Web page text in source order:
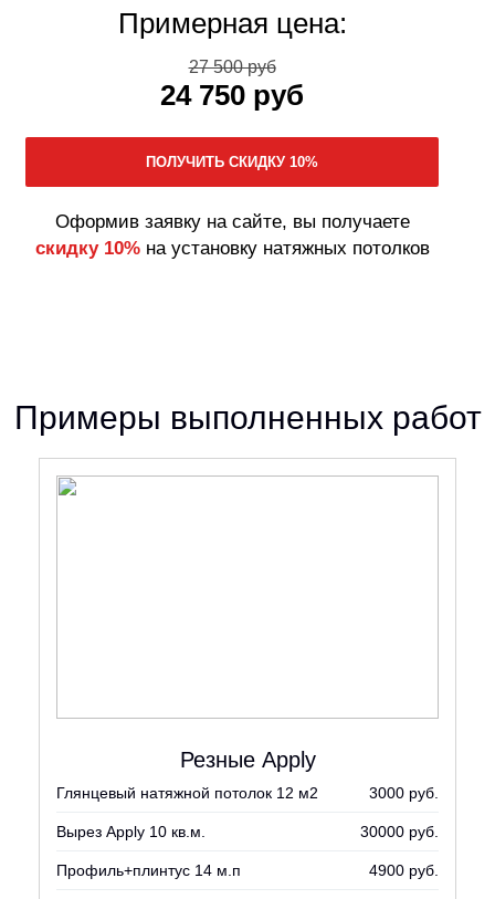
Примерная цена:
27 500 руб
24 750 руб
Оформив заявку на сайте, вы получаете
скидку 10%на установку натяжных потолков
Примеры выполненных работ
Резные Apply
Глянцевый натяжной потолок 12 м2 3000 руб.
Вырез Apply 10 кв.м. 30000 руб.
Профиль+плинтус 14 м.п 4900 руб.